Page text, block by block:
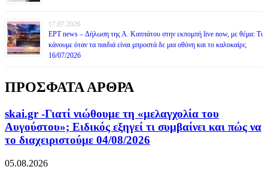
17.07.2026
ΕΡΤ news – Δήλωση της Α. Καππάτου στην εκπομπή live now, με θέμα: Τι
κάνουμε όταν τα παιδιά είναι μπροστά δε μια οθόνη και το καλοκαίρι;
16/07/2026
ΠΡΟΣΦΑΤΑ ΑΡΘΡΑ
skai.gr -Γιατί νιώθουμε τη «μελαγχολία του
Αυγούστου»; Ειδικός εξηγεί τι συμβαίνει και πώς να
το διαχειριστούμε 04/08/2026
05.08.2026